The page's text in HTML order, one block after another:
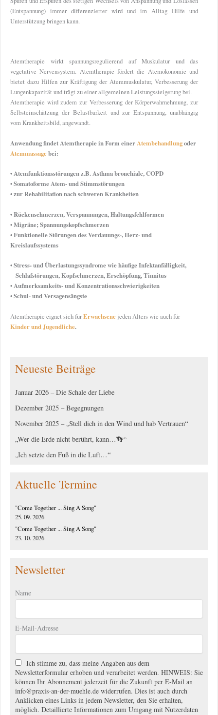
(Entspannung) immer differenzierter wird und im Alltag Hilfe und
Unterstützung bringen kann.
Atemtherapie wirkt spannungsregulierend auf Muskulatur und das
vegetative Nervensystem. Atemtherapie fördert die Atemökonomie und
bietet dazu Hilfen zur Kräftigung der Atemmuskulatur, Verbesserung der
Lungenkapazität und trägt zu einer allgemeinen Leistungssteigerung bei.
Atemtherapie wird zudem zur Verbesserung der Körperwahrnehmung, zur
Selbsteinschätzung der Belastbarkeit und zur Entspannung, unabhängig
vom Krankheitsbild, angewandt.
Anwendung findet Atemtherapie in Form einerAtembehandlungoder
Atemmassagebei:
• Atemfunktionsstörungen z.B. Asthma bronchiale, COPD
• Somatoforme Atem- und Stimmstörungen
• zur Rehabilitation nach schweren Krankheiten
• Rückenschmerzen, Verspannungen, Haltungsfehlformen
• Migräne; Spannungskopfschmerzen
• Funktionelle Störungen des Verdauungs-, Herz- und
Kreislaufssystems
• Stress- und Überlastungssyndrome wie häufige Infektanfälligkeit,
Schlafstörungen, Kopfschmerzen, Erschöpfung, Tinnitus
• Aufmerksamkeits- und Konzentrationsschwierigkeiten
• Schul- und Versagensängste
Atemtherapie eignet sich fürErwachsene jeden Alters wie auch für
Kinder und Jugendliche.
Neueste Beiträge
Januar 2026 – Die Schale der Liebe
Dezember 2025 – Begegnungen
November 2025 – „Stell dich in den Wind und hab Vertrauen“
„Wer die Erde nicht berührt, kann…👣“
„Ich setzte den Fuß in die Luft…“
Aktuelle Termine
"Come Together ... Sing A Song"
25. 09. 2026
"Come Together ... Sing A Song"
23. 10. 2026
Newsletter
Name
E-Mail-Adresse
Ich stimme zu, dass meine Angaben aus dem
Newsletterformular erhoben und verarbeitet werden. HINWEIS: Sie
können Ihr Abonnement jederzeit für die Zukunft per E-Mail an
info@praxis-an-der-muehle.de widerrufen. Dies ist auch durch
Anklicken eines Links in jedem Newsletter, den Sie erhalten,
möglich. Detaillierte Informationen zum Umgang mit Nutzerdaten